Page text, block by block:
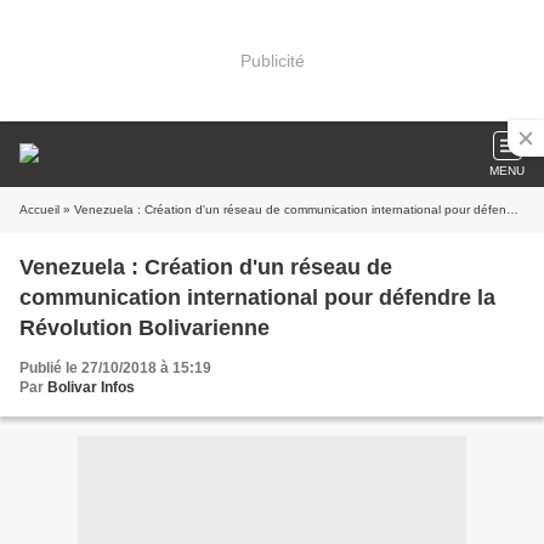
Publicité
MENU
Accueil » Venezuela : Création d'un réseau de communication international pour défendre la Révolution Bolivarienne
Venezuela : Création d'un réseau de
communication international pour défendre la
Révolution Bolivarienne
Publié le 27/10/2018 à 15:19
Par Bolivar Infos